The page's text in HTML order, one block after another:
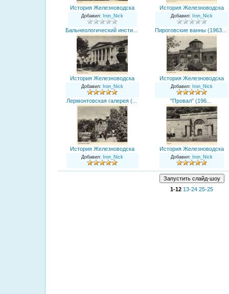
История Железноводска
Добавил: Iron_Nick
История Железноводска
Добавил: Iron_Nick
Бальнеологический инсти...
История Железноводска
Добавил: Iron_Nick
Пироговские ванны (1963...
История Железноводска
Добавил: Iron_Nick
Лермонтовская галерея (...
История Железноводска
Добавил: Iron_Nick
"Провал" (196...
История Железноводска
Добавил: Iron_Nick
1-12 13-24 25-25